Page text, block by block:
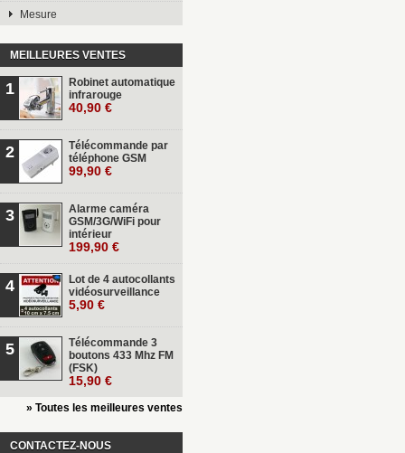
Mesure
MEILLEURES VENTES
1
Robinet automatique
infrarouge
40,90 €
2
Télécommande par
téléphone GSM
99,90 €
3
Alarme caméra
GSM/3G/WiFi pour
intérieur
199,90 €
4
Lot de 4 autocollants
vidéosurveillance
5,90 €
5
Télécommande 3
boutons 433 Mhz FM
(FSK)
15,90 €
» Toutes les meilleures ventes
CONTACTEZ-NOUS